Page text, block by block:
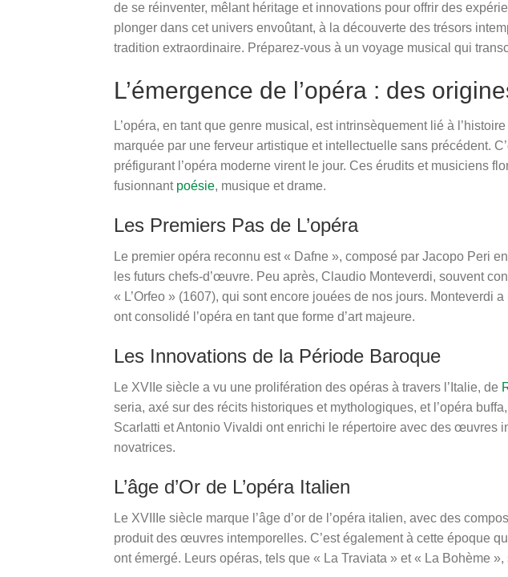
de se réinventer, mêlant héritage et innovations pour offrir des
plonger dans cet univers envoûtant, à la découverte des trésors
tradition extraordinaire. Préparez-vous à un voyage musical qui
L’émergence de l’opéra : des
L’opéra, en tant que genre musical, est intrinsèquement lié à
marquée par une ferveur artistique et intellectuelle sans précédent.
préfigurant l’opéra moderne virent le jour. Ces érudits et musiciens
fusionnant poésie, musique et drame.
Les Premiers Pas de L’opéra
Le premier opéra reconnu est « Dafne », composé par Jacopo Peri
les futurs chefs-d’œuvre. Peu après, Claudio Monteverdi, souvent
« L’Orfeo » (1607), qui sont encore jouées de nos jours.
ont consolidé l’opéra en tant que forme d’art majeure.
Les Innovations de la Période Baroque
Le XVIIe siècle a vu une prolifération des opéras à travers l’Italie, de
seria, axé sur des récits historiques et mythologiques, et l’opéra
Scarlatti et Antonio Vivaldi ont enrichi le répertoire avec des œuvres
novatrices.
L’âge d’Or de L’opéra Italien
Le XVIIIe siècle marque l’âge d’or de l’opéra italien, avec des
produit des œuvres intemporelles. C’est également à cette époque
ont émergé. Leurs opéras, tels que « La Traviata » et « La Bohème